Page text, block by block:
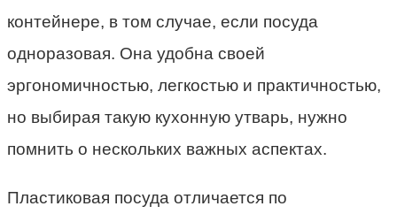
контейнере, в том случае, если посуда
одноразовая. Она удобна своей
эргономичностью, легкостью и практичностью,
но выбирая такую кухонную утварь, нужно
помнить о нескольких важных аспектах.
Пластиковая посуда отличается по